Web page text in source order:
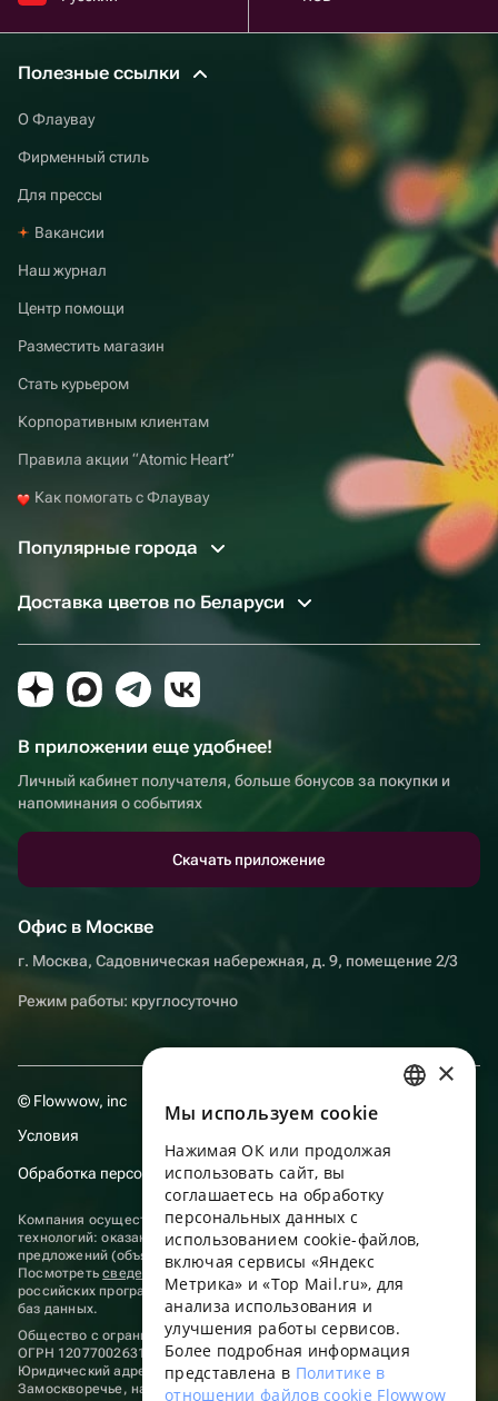
Полезные ссылки
О Флаувау
Фирменный стиль
Для прессы
Вакансии
Наш журнал
Центр помощи
Разместить магазин
Стать курьером
Корпоративным клиентам
Правила акции “Atomic Heart”
Как помогать с Флаувау
Популярные города
Доставка цветов по Беларуси
В приложении еще удобнее!
Личный кабинет получателя, больше бонусов за покупки и
напоминания о событиях
Скачать приложение
Офис в Москве
г. Москва, Садовническая набережная, д. 9, помещение 2/3
Режим работы: круглосуточно
© Flowwow, inc
Условия
Обработка персональных данных
Компания осуществляет деятельность в области информационных
технологий: оказание услуг в сети “Интернет” по размещению
предложений (объявлений) продавцов о реализации товаров.
Посмотретьсведения о программах, включенных в реестр
российских программ для электронных вычислительных машин и
баз данных.
Общество с ограниченной ответственностью «ФЛАУВАУ»
ОГРН 1207700263198, ИНН 9702020445
Юридический адрес: г. Москва, вн.тер. г. Муниципальный округ
Замоскворечье, наб. Садовническая, д. 9, помещ. 2/3.
ENGLISH
UKRAINIAN
PORTUGUESE
FRENCH
×
Мы используем сookie
Нажимая ОК или продолжая
использовать сайт, вы
соглашаетесь на обработку
персональных данных с
использованием cookie-файлов,
включая сервисы «Яндекс
Метрика» и «Top Mail.ru», для
анализа использования и
улучшения работы сервисов.
Более подробная информация
представлена в Политике в
отношении файлов cookie Flowwow